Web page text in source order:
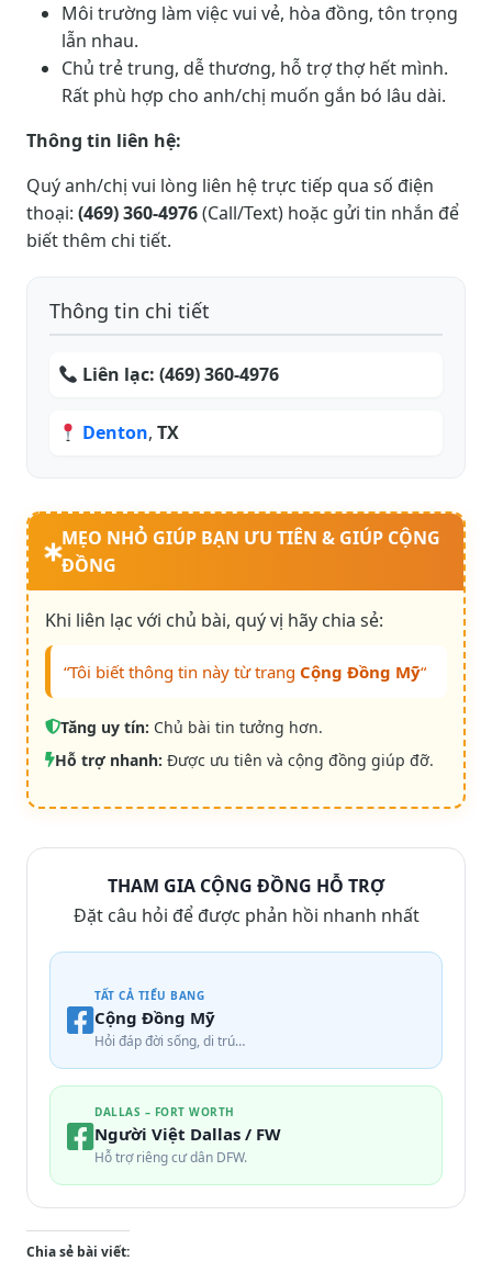
Môi trường làm việc vui vẻ, hòa đồng, tôn trọng
lẫn nhau.
Chủ trẻ trung, dễ thương, hỗ trợ thợ hết mình.
Rất phù hợp cho anh/chị muốn gắn bó lâu dài.
Thông tin liên hệ:
Quý anh/chị vui lòng liên hệ trực tiếp qua số điện
thoại: (469) 360-4976(Call/Text) hoặc gửi tin nhắn để
biết thêm chi tiết.
Thông tin chi tiết
Liên lạc:(469) 360-4976
Denton,TX
MẸO NHỎ GIÚP BẠN ƯU TIÊN & GIÚP CỘNG
ĐỒNG
Khi liên lạc với chủ bài, quý vị hãy chia sẻ:
“Tôi biết thông tin này từ trang Cộng Đồng Mỹ“
Tăng uy tín: Chủ bài tin tưởng hơn.
Hỗ trợ nhanh: Được ưu tiên và cộng đồng giúp đỡ.
THAM GIA CỘNG ĐỒNG HỖ TRỢ
Đặt câu hỏi để được phản hồi nhanh nhất
TẤT CẢ TIỂU BANG
Cộng Đồng Mỹ
Hỏi đáp đời sống, di trú…
DALLAS – FORT WORTH
Người Việt Dallas / FW
Hỗ trợ riêng cư dân DFW.
Chia sẻ bài viết: